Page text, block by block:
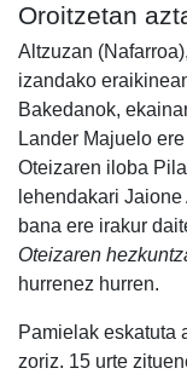
Oroitzetan
Altzuzan
izandako
Bakedanok,
Lander Majuelo
Oteizaren iloba
lehendakari
bana ere irakur
Oteizaren
hurrenez hurren.
Pamielak eskatuta
zoriz. 15 urte